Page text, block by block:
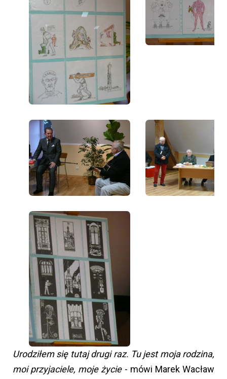
Urodziłem się tutaj drugi raz. Tu jest moja rodzina,
moi przyjaciele, moje życie - mówi Marek Wacław